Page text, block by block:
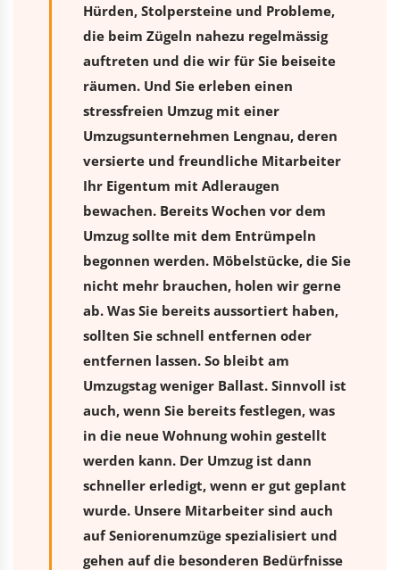
Hürden, Stolpersteine und Probleme,
die beim Zügeln nahezu regelmässig
auftreten und die wir für Sie beiseite
räumen. Und Sie erleben einen
stressfreien Umzugmit einer
Umzugsunternehmen Lengnau, deren
versierte und freundliche Mitarbeiter
Ihr Eigentum mit Adleraugen
bewachen. Bereits Wochen vor dem
Umzug sollte mit dem Entrümpeln
begonnen werden. Möbelstücke, die Sie
nicht mehr brauchen, holen wir gerne
ab. Was Sie bereits aussortiert haben,
sollten Sie schnell entfernen oder
entfernen lassen. So bleibt am
Umzugstag weniger Ballast. Sinnvoll ist
auch, wenn Sie bereits festlegen, was
in die neue Wohnung wohin gestellt
werden kann. Der Umzug ist dann
schneller erledigt, wenn er gut geplant
wurde. Unsere Mitarbeiter sind auch
auf Seniorenumzüge spezialisiert und
gehen auf die besonderen Bedürfnisse